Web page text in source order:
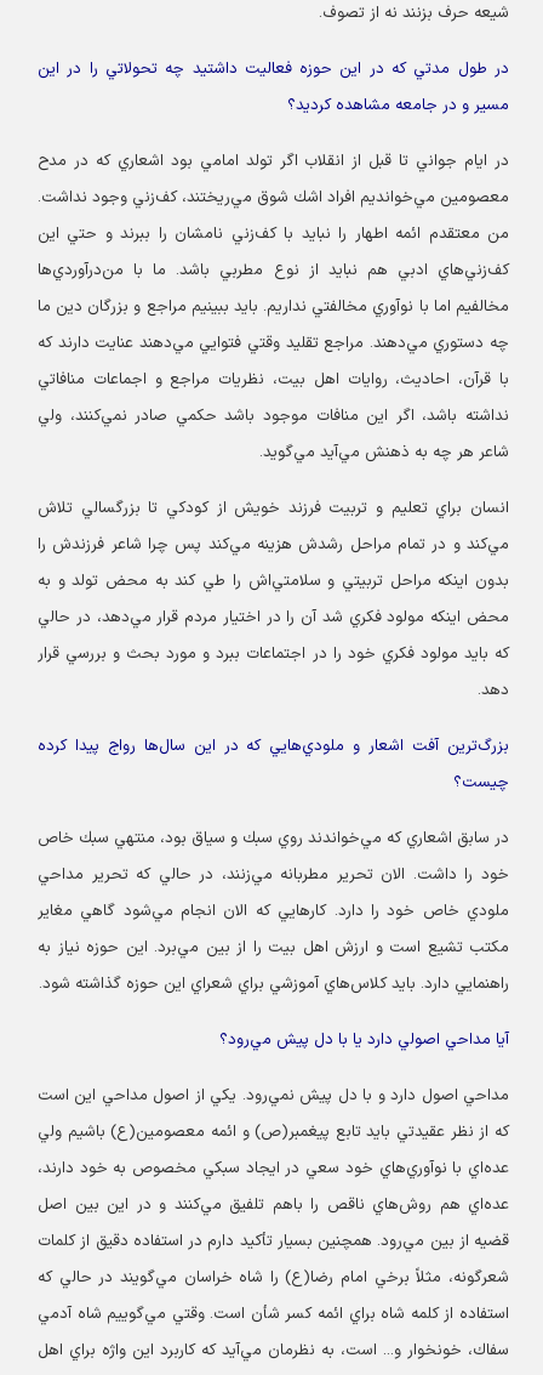
شيعه حرف بزنند نه از تصوف.
در طول مدتي كه در اين حوزه فعاليت داشتيد چه تحولاتي را در اين
مسير و در جامعه مشاهده كرديد؟
در ايام جواني تا قبل از انقلاب اگر تولد امامي بود اشعاري كه در مدح
معصومين مي‌خوانديم افراد اشك شوق مي‌ريختند، كف‌زني وجود نداشت.
من معتقدم ائمه اطهار را نبايد با كف‌زني نامشان را ببرند و حتي اين
كف‌زني‌هاي ادبي هم نبايد از نوع مطربي باشد. ما با من‌درآوردي‌ها
مخالفيم اما با نوآوري‌ مخالفتي نداريم. بايد ببينيم مراجع و بزرگان دين ما
چه دستوري مي‌دهند. مراجع تقليد وقتي فتوايي مي‌دهند عنايت دارند كه
با قرآن، احاديث، روايات اهل ‌بيت، نظريات مراجع و اجماعات منافاتي
نداشته باشد، اگر اين منافات موجود باشد حكمي صادر نمي‌كنند، ولي
شاعر هر چه به ذهنش مي‌آيد مي‌گويد.
انسان براي تعليم و تربيت فرزند خويش از كودكي تا بزرگسالي تلاش
مي‌كند و در تمام مراحل رشدش هزينه مي‌كند پس چرا شاعر فرزندش را
بدون اينكه مراحل تربيتي و سلامتي‌اش را طي كند به محض تولد و به
محض اينكه مولود فكري شد آن را در اختيار مردم قرار مي‌دهد، در حالي
كه بايد مولود فكري خود را در اجتماعات ببرد و مورد بحث و بررسي قرار
دهد.
بزرگ‌ترين آفت اشعار و ملودي‌هايي كه در اين سال‌ها رواج پيدا كرده
چيست؟
در سابق اشعاري كه مي‌خواندند روي سبك و سياق بود، منتهي سبك خاص
خود را داشت. الان تحرير مطربانه مي‌زنند، در حالي كه تحرير مداحي
ملودي خاص خود را دارد. كارهايي كه الان انجام مي‌شود گاهي مغاير
مكتب تشيع است و ارزش اهل‌ بيت را از بين مي‌برد. اين حوزه نياز به
راهنمايي دارد. بايد كلاس‌هاي آموزشي براي شعراي اين حوزه گذاشته شود.
آيا مداحي اصولي دارد يا با دل پيش مي‌رود؟
مداحي اصول دارد و با دل پيش‌ نمي‌رود. يكي از اصول مداحي اين است
كه از نظر عقيدتي بايد تابع پيغمبر(ص) و ائمه معصومين(ع) باشيم ولي
عده‌اي با نوآوري‌هاي خود سعي در ايجاد سبكي مخصوص به خود دارند،
عده‌اي هم روش‌هاي ناقص را باهم تلفيق مي‌كنند و در اين بين اصل
قضيه از بين مي‌رود. همچنين بسيار تأكيد دارم در استفاده دقيق از كلمات
شعرگونه، مثلاً برخي امام رضا(ع) را شاه خراسان مي‌گويند در حالي كه
استفاده از كلمه شاه براي ائمه كسر شأن است. وقتي مي‌گوييم شاه آدمي
سفاك، خونخوار و... است، به نظرمان مي‌آيد كه كاربرد اين واژه براي اهل